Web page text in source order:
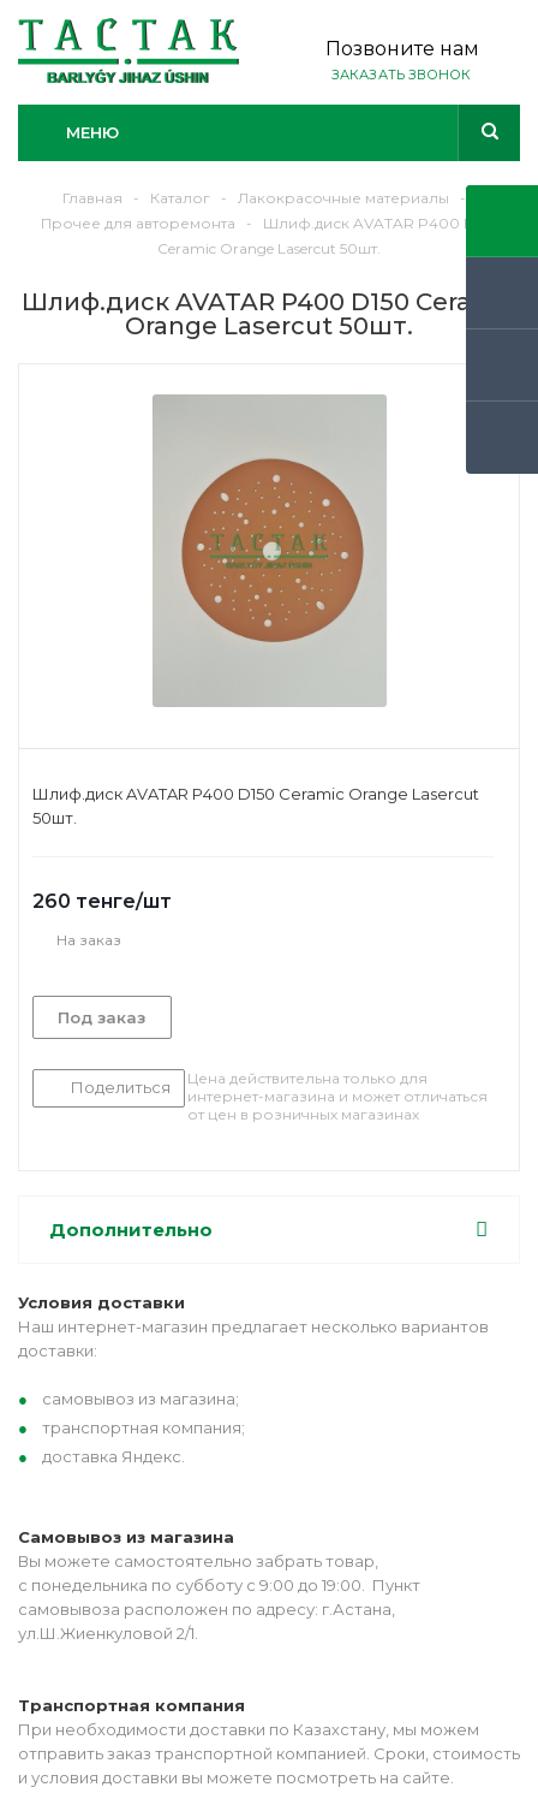
Позвоните нам
ЗАКАЗАТЬ ЗВОНОК
МЕНЮ
Главная - Каталог - Лакокрасочные материалы
-
Прочее для авторемонта
-
Шлиф.диск AVATAR P400 D150
Ceramic Orange Lasercut 50шт.
Шлиф.диск AVATAR P400 D150 Ceramic
Orange Lasercut 50шт.
Шлиф.диск AVATAR P400 D150 Ceramic Orange Lasercut
50шт.
260 тенге/шт
На заказ
Под заказ
Поделиться
Цена действительна только для
интернет-магазина и может отличаться
от цен в розничных магазинах
Дополнительно
Условия доставки
Наш интернет-магазин предлагает несколько вариантов
доставки:
самовывоз из магазина;
транспортная компания;
доставка Яндекс.
Самовывоз из магазина
Вы можете самостоятельно забрать товар,
с понедельника по субботу с 9:00 до 19:00. Пункт
самовывоза расположен по адресу: г.Астана,
ул.Ш.Жиенкуловой 2/1.
Транспортная компания
При необходимости доставки по Казахстану, мы можем
отправить заказ транспортной компанией. Сроки, стоимость
и условия доставки вы можете посмотреть на сайте.